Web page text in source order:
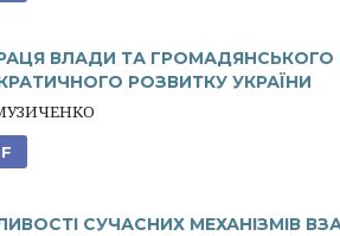
ВЛАДИ ТА
РОЗВИТКУ УКРАЇНИ
СУЧАСНИХ МЕХАНІЗМІВ